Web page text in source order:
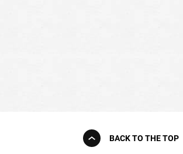
BACK TO THE TOP